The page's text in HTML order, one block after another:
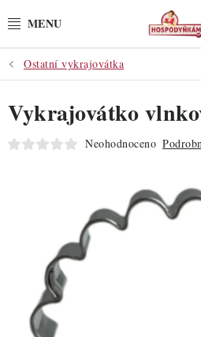
na
POTŘEBY
POMŮCKY
SUROVINY
PRO OSLAVY
DO KUCHYNĚ
POCHUTINY
Ostatní vykrajovátka
Vykrajovátko
Neohodnoceno